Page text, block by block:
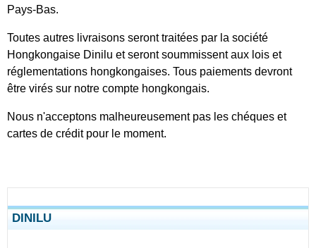
Pays-Bas.
Toutes autres livraisons seront traitées par la société
Hongkongaise Dinilu et seront soummissent aux lois et
réglementations hongkongaises. Tous paiements devront
être virés sur notre compte hongkongais.
Nous n'acceptons malheureusement pas les chéques et
cartes de crédit pour le moment.
DINILU